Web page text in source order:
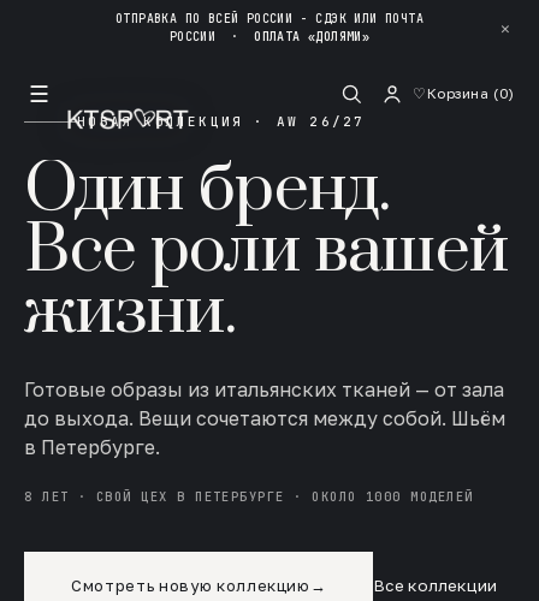
ОТПРАВКА ПО ВСЕЙ РОССИИ - СДЭК ИЛИ ПОЧТА
РОССИИ ·ОПЛАТА «ДОЛЯМИ» ✕
☰ ♡Корзина (0)
НОВАЯ КОЛЛЕКЦИЯ · AW 26/27
Один бренд.
Все роли вашей
жизни.
Готовые образы из итальянских тканей — от зала
до выхода. Вещи сочетаются между собой. Шьём
в Петербурге.
8 ЛЕТ · СВОЙ ЦЕХ В ПЕТЕРБУРГЕ · ОКОЛО 1000 МОДЕЛЕЙ
Смотреть новую коллекцию → Все коллекции